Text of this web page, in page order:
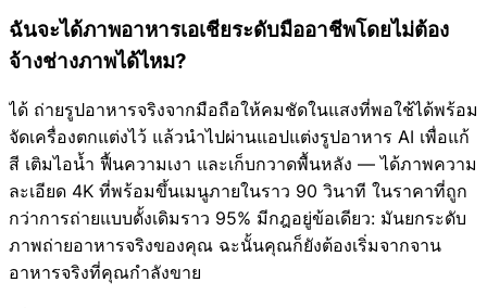
ฉันจะได้ภาพอาหารเอเชียระดับมืออาชีพโดยไม่ต้อง
จ้างช่างภาพได้ไหม?
ได้ ถ่ายรูปอาหารจริงจากมือถือให้คมชัดในแสงที่พอใช้ได้พร้อม
จัดเครื่องตกแต่งไว้ แล้วนำไปผ่านแอปแต่งรูปอาหาร AI เพื่อแก้
สี เติมไอน้ำ ฟื้นความเงา และเก็บกวาดพื้นหลัง — ได้ภาพความ
ละเอียด 4K ที่พร้อมขึ้นเมนูภายในราว 90 วินาที ในราคาที่ถูก
กว่าการถ่ายแบบดั้งเดิมราว 95% มีกฎอยู่ข้อเดียว: มันยกระดับ
ภาพถ่ายอาหารจริงของคุณ ฉะนั้นคุณก็ยังต้องเริ่มจากจาน
อาหารจริงที่คุณกำลังขาย